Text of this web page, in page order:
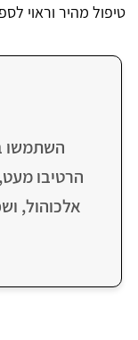
טיפול מהיר וראוי
השתמשו
הרטיבו
אלכוהול,